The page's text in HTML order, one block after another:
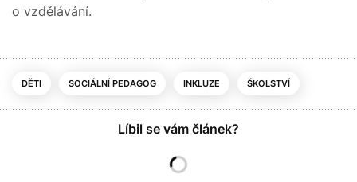
o vzdělávání.
DĚTI SOCIÁLNÍ PEDAGOG INKLUZE ŠKOLSTVÍ
Líbil se vám článek?